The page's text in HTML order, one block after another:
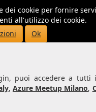
dei cookie per fornire
all'utilizzo dei cookie.
Ok
puoi accedere a
, Azure Meetup Milano,